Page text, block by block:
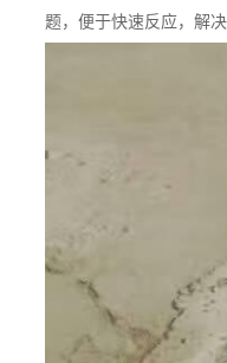
题，便于快速反应，解决